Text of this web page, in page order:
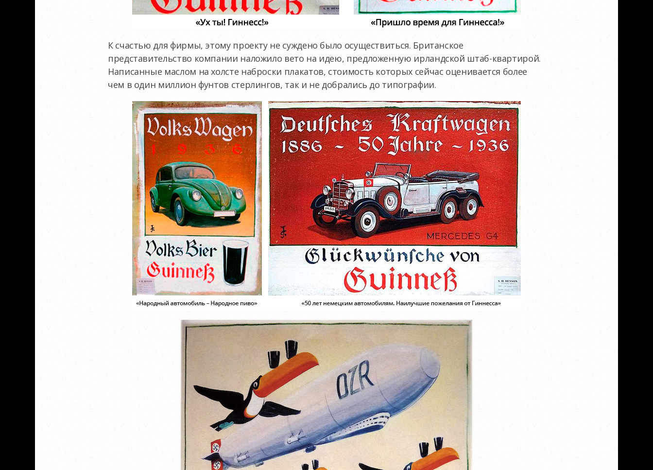
К счастью для фирмы, этому проекту не суждено было осуществиться. Британское
представительство компании наложило вето на идею, предложенную ирландской штаб-квартирой.
Написанные маслом на холсте наброски плакатов, стоимость которых сейчас оценивается более
чем в один миллион фунтов стерлингов, так и не добрались до типографии.